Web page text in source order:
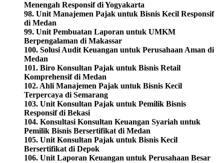
Menengah Responsif di Yogyakarta
98. Unit Manajemen Pajak untuk Bisnis Kecil Responsif
di Medan
99. Unit Pembuatan Laporan untuk UMKM
Berpengalaman di Makassar
100. Solusi Audit Keuangan untuk Perusahaan Aman di
Medan
101. Biro Konsultan Pajak untuk Bisnis Retail
Komprehensif di Medan
102. Ahli Manajemen Pajak untuk Bisnis Kecil
Terpercaya di Semarang
103. Unit Konsultan Pajak untuk Pemilik Bisnis
Responsif di Bekasi
104. Konsultasi Konsultan Keuangan Syariah untuk
Pemilik Bisnis Bersertifikat di Medan
105. Unit Konsultan Pajak untuk Bisnis Kecil
Bersertifikat di Depok
106. Unit Laporan Keuangan untuk Perusahaan Besar